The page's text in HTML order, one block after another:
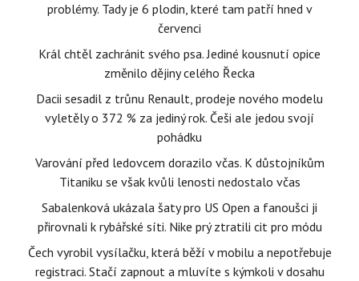
problémy. Tady je 6 plodin, které tam patří hned v
červenci
Král chtěl zachránit svého psa. Jediné kousnutí opice
změnilo dějiny celého Řecka
Dacii sesadil z trůnu Renault, prodeje nového modelu
vyletěly o 372 % za jediný rok. Češi ale jedou svojí
pohádku
Varování před ledovcem dorazilo včas. K důstojníkům
Titaniku se však kvůli lenosti nedostalo včas
Sabalenková ukázala šaty pro US Open a fanoušci ji
přirovnali k rybářské síti. Nike prý ztratili cit pro módu
Čech vyrobil vysílačku, která běží v mobilu a nepotřebuje
registraci. Stačí zapnout a mluvíte s kýmkoli v dosahu